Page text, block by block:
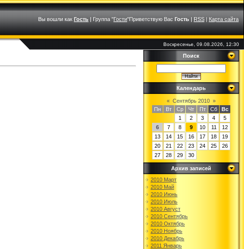
Вы вошли как Гость|Группа"Гости"Приветствую Вас Гость|RSS|Карта сайта
Воскресенье, 09.08.2026, 12:30
Поиск
Календарь
« Сентябрь 2010 »
Пн
Вт Ср Чт Пт Сб
Вс
1
2 3 4
5
6
7 8 9 10 11
12
13
14 15 16 17 18
19
20
21 22 23 24 25
26
27
28 29 30
Архив записей
2010 Март
2010 Май
2010 Июнь
2010 Июль
2010 Август
2010 Сентябрь
2010 Октябрь
2010 Ноябрь
2010 Декабрь
2011 Январь